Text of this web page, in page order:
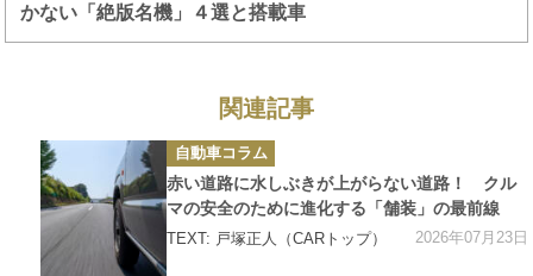
かない「絶版名機」４選と搭載車
関連記事
カ
テ
ゴ
リ
ー
自動車コラム
赤い道路に水しぶきが上がらない道路！ クル
マの安全のために進化する「舗装」の最前線
TEXT: 戸塚正人（CARトップ） 2026年07月23日